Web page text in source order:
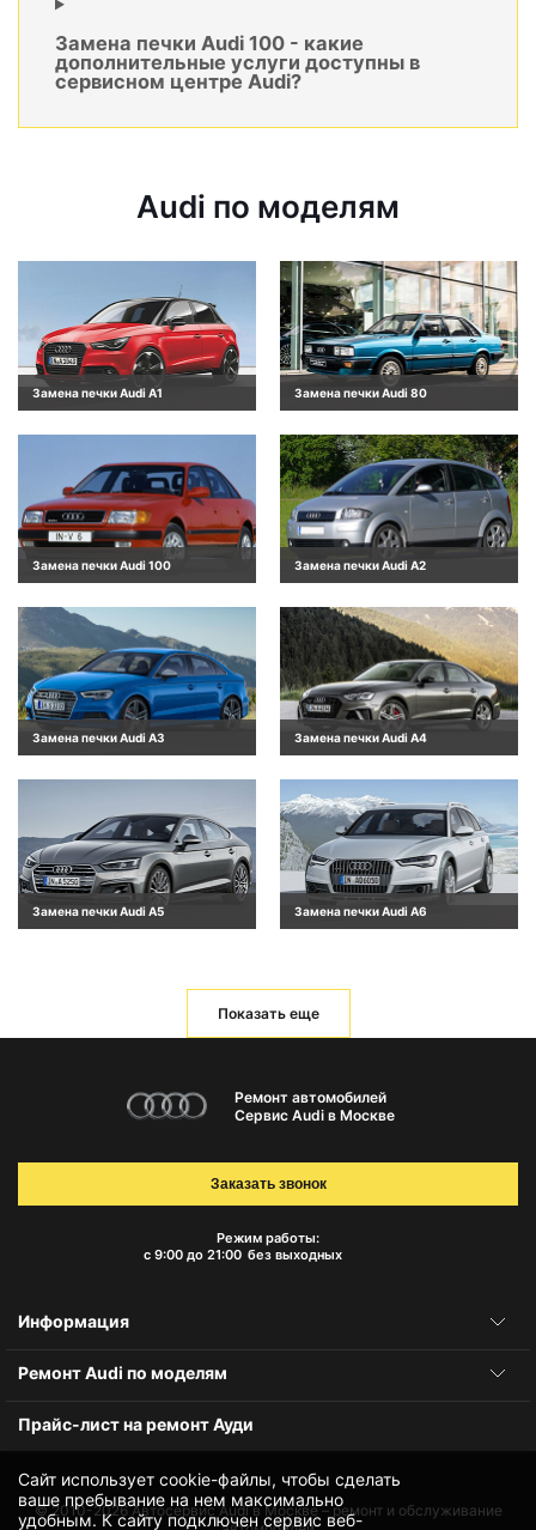
Замена печки Audi 100 - какие
дополнительные услуги доступны в
сервисном центре Audi?
Audi по моделям
Замена печки Audi A1 Замена печки Audi 80
Замена печки Audi 100 Замена печки Audi A2
Замена печки Audi A3 Замена печки Audi A4
Замена печки Audi A5 Замена печки Audi A6
Показать еще
Сайт использует cookie-файлы, чтобы сделать
ваше пребывание на нем максимально
удобным. К cайту подключен сервис веб-
Ремонт автомобилей
Сервис Audi в Москве
Режим работы:
с 9:00 до 21:00 без выходных
Заказать звонок
Информация
Ремонт Audi по моделям
Прайс-лист на ремонт Ауди
© 2010-2026Автосервис Audi в Москве – ремонт и обслуживание